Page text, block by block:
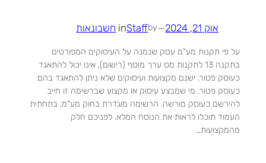
אוק 21, 2024 —
by
Staff
in חשבונאות
על פי תקנות מע"מ עסק שנמנה על העיסוקים המפורטים
בתקנה 13 לתקנות מס ערך מוסף (רישום), אינו יכול להתאגד
כעוסק פטור. ישנם מקצועות ועיסוקים שלא ניתן להתאגד בהם
כעוסק פטור. מי שמבצע עיסוק או מקצוע שברשימה זו חייב
להירשם כעוסק מורשה. הרשימה מוגדרת בחוק מע"מ, בתחתית
העמוד תוכלו לראות את הנוסח המלא. לפניכם חלק
מהמקצועות…